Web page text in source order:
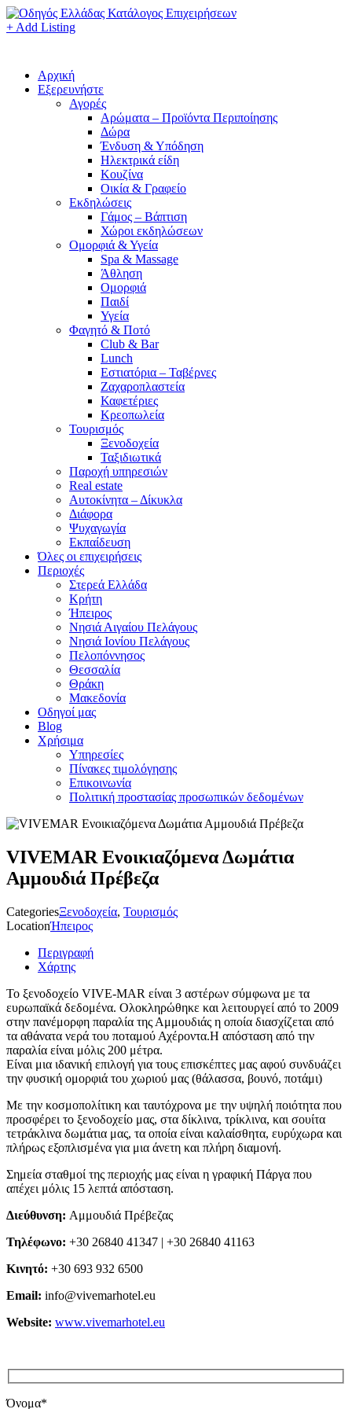
+ Add Listing
Αρχική
Εξερευνήστε
Αγορές
Αρώματα – Προϊόντα Περιποίησης
Δώρα
Ένδυση & Υπόδηση
Ηλεκτρικά είδη
Κουζίνα
Οικία & Γραφείο
Εκδηλώσεις
Γάμος – Βάπτιση
Χώροι εκδηλώσεων
Ομορφιά & Υγεία
Spa & Massage
Άθληση
Ομορφιά
Παιδί
Υγεία
Φαγητό & Ποτό
Club & Bar
Lunch
Εστιατόρια – Ταβέρνες
Ζαχαροπλαστεία
Καφετέριες
Κρεοπωλεία
Τουρισμός
Ξενοδοχεία
Ταξιδιωτικά
Παροχή υπηρεσιών
Real estate
Αυτοκίνητα – Δίκυκλα
Διάφορα
Ψυχαγωγία
Εκπαίδευση
Όλες οι επιχειρήσεις
Περιοχές
Στερεά Ελλάδα
Κρήτη
Ήπειρος
Νησιά Αιγαίου Πελάγους
Νησιά Ιονίου Πελάγους
Πελοπόννησος
Θεσσαλία
Θράκη
Μακεδονία
Οδηγοί μας
Blog
Χρήσιμα
Υπηρεσίες
Πίνακες τιμολόγησης
Επικοινωνία
Πολιτική προστασίας προσωπικών δεδομένων
VIVEMAR Ενοικιαζόμενα Δωμάτια
Αμμουδιά Πρέβεζα
CategoriesΞενοδοχεία, Τουρισμός
LocationΉπειρος
Περιγραφή
Χάρτης
Το ξενοδοχείο VIVE-MAR είναι 3 αστέρων σύμφωνα με τα
ευρωπαϊκά δεδομένα. Ολοκληρώθηκε και λειτουργεί από το 2009
στην πανέμορφη παραλία της Αμμουδιάς η οποία διασχίζεται από
τα αθάνατα νερά του ποταμού Αχέροντα.Η απόσταση από την
παραλία είναι μόλις 200 μέτρα.
Είναι μια ιδανική επιλογή για τους επισκέπτες μας αφού συνδυάζει
την φυσική ομορφιά του χωριού μας (θάλασσα, βουνό, ποτάμι)
Με την κοσμοπολίτικη και ταυτόχρονα με την υψηλή ποιότητα που
προσφέρει το ξενοδοχείο μας, στα δίκλινα, τρίκλινα, και σουίτα
τετράκλινα δωμάτια μας, τα οποία είναι καλαίσθητα, ευρύχωρα και
πλήρως εξοπλισμένα για μια άνετη και πλήρη διαμονή.
Σημεία σταθμοί της περιοχής μας είναι η γραφική Πάργα που
απέχει μόλις 15 λεπτά απόσταση.
Διεύθυνση: Αμμουδιά Πρέβεζας
Τηλέφωνο: +30 26840 41347 | +30 26840 41163
Κινητό: +30 693 932 6500
Email: info@vivemarhotel.eu
Website: www.vivemarhotel.eu
Όνομα*